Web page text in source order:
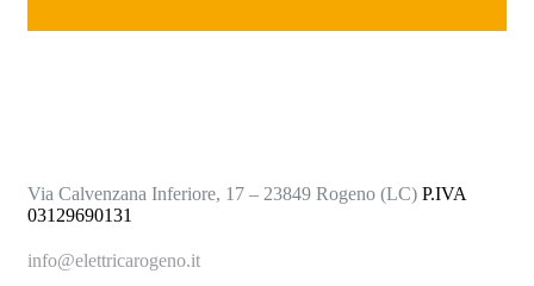
Via Calvenzana Inferiore, 17 – 23849 Rogeno (LC) P.IVA
03129690131
info@elettricarogeno.it